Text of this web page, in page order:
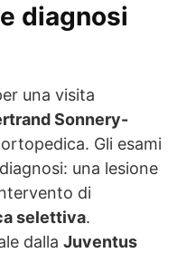
diagnosi
una visita
Sonnery-
Gli esami
una lesione
di
selettiva.
dalla Juventus